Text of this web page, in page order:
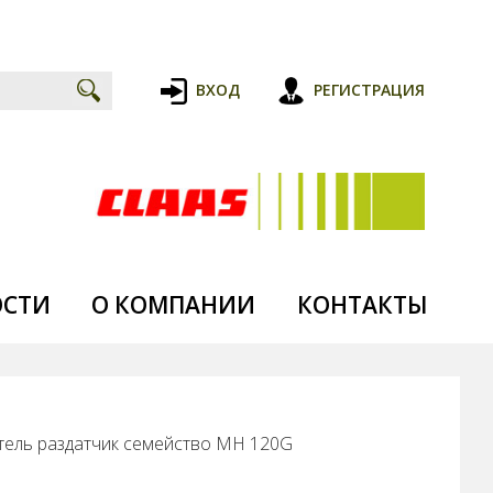
ВХОД РЕГИСТРАЦИЯ
О КОМПАНИИ КОНТАКТЫ
раздатчик семейство MH 120G